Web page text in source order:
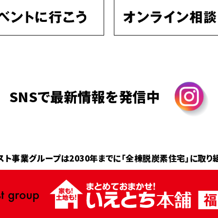
SNSで最新情報を発信中
ト事業グループは2030年までに「全棟脱炭素住宅」に取り